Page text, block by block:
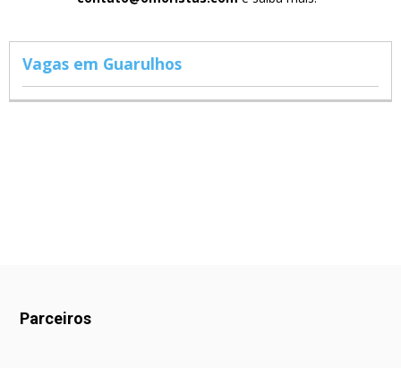
Vagas em Guarulhos
Parceiros